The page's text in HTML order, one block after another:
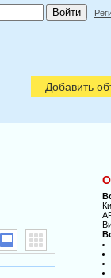
Добавить
О